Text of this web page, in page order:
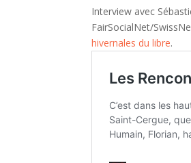
Interview avec
FairSocialNet/
hivernales du libre.